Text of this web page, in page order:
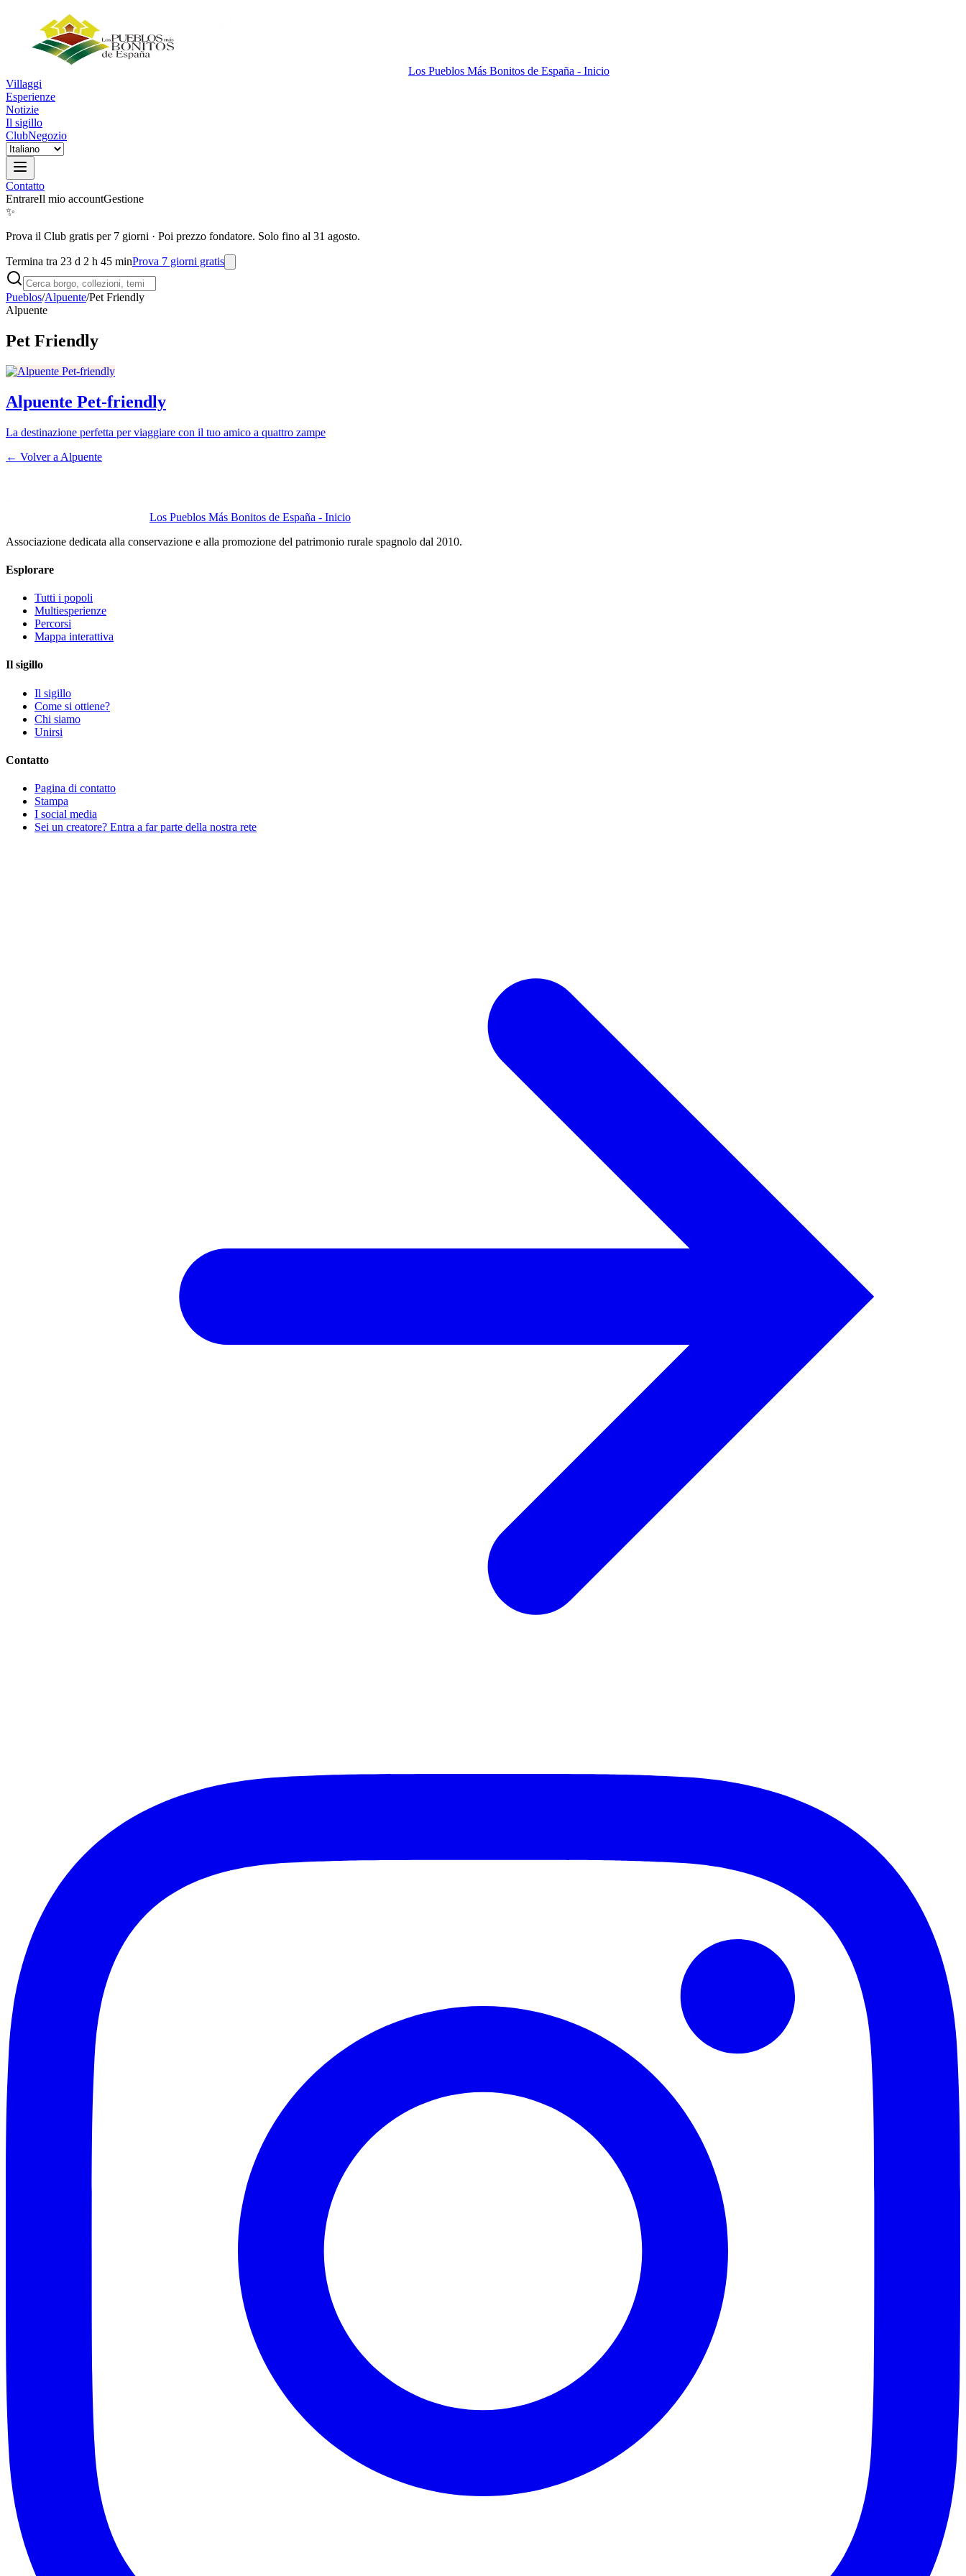
Los Pueblos Más Bonitos de España - Inicio
Villaggi
Esperienze
Notizie
Il sigillo
ClubNegozio
Contatto
EntrareIl mio accountGestione
✨
Prova il Club gratis per 7 giorni · Poi prezzo fondatore. Solo fino al 31 agosto.
Termina tra 23 d 2 h 45 minProva 7 giorni gratis
Pueblos/Alpuente/Pet Friendly
Alpuente
Pet Friendly
Alpuente Pet-friendly
La destinazione perfetta per viaggiare con il tuo amico a quattro zampe
← Volver a Alpuente
Los Pueblos Más Bonitos de España - Inicio
Associazione dedicata alla conservazione e alla promozione del patrimonio rurale spagnolo dal 2010.
Esplorare
Tutti i popoli
Multiesperienze
Percorsi
Mappa interattiva
Il sigillo
Il sigillo
Come si ottiene?
Chi siamo
Unirsi
Contatto
Pagina di contatto
Stampa
I social media
Sei un creatore? Entra a far parte della nostra rete